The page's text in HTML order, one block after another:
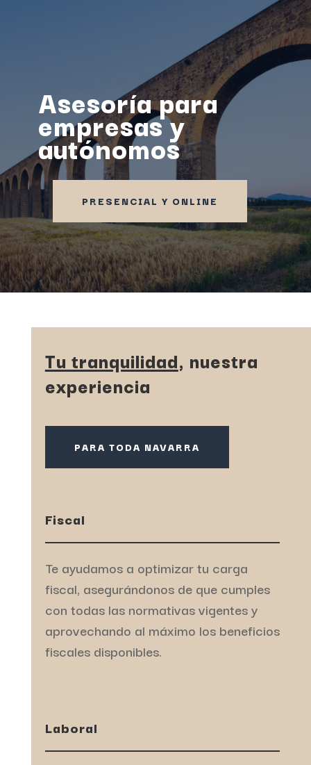
Asesoría para
empresas y
autónomos
PRESENCIAL Y ONLINE
Tu tranquilidad, nuestra
experiencia
PARA TODA NAVARRA
Fiscal
Te ayudamos a optimizar tu carga
fiscal, asegurándonos de que cumples
con todas las normativas vigentes y
aprovechando al máximo los beneficios
fiscales disponibles.
Laboral